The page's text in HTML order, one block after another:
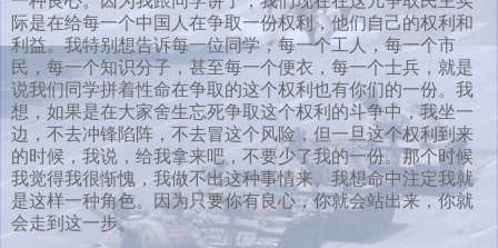
际是在给每一个中国人在争取一份权利，他们自己的权利和
利益。我特别想告诉每一位同学，每一个工人，每一个市
民，每一个知识分子，甚至每一个便衣，每一个士兵，就是
说我们同学拼着性命在争取的这个权利也有你们的一份。我
想，如果是在大家舍生忘死争取这个权利的斗争中，我坐一
边，不去冲锋陷阵，不去冒这个风险，但一旦这个权利到来
的时候，我说，给我拿来吧，不要少了我的一份。那个时候
我觉得我很惭愧，我做不出这种事情来。我想命中注定我就
是这样一种角色。因为只要你有良心，你就会站出来，你就
会走到这一步。